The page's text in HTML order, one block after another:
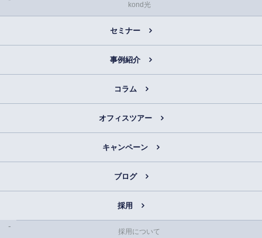
kond光
セミナー
事例紹介
コラム
オフィスツアー
キャンペーン
ブログ
採用
採用について